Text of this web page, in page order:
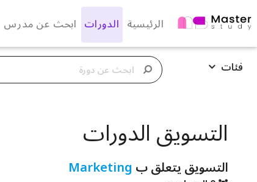
الرئيسية الدورات ابحث عن مدرس
فئات
التسويق الدورات
التسويق يتعلق بMarketing